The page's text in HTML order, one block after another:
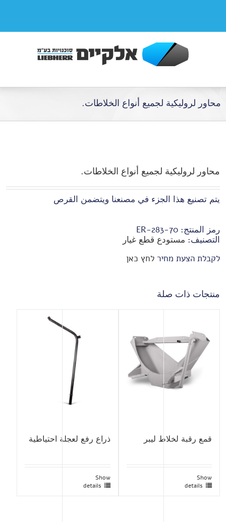
محاور لروليكية لجميع أنواع الخلاطات.
محاور لروليكية لجميع أنواع الخلاطات.
يتم تصنيع هذا الجزء في مصنعنا ويتضمن القرص
رمز المنتج: 70-ER-283
التصنيف: مستودع قطع غيار
לקבלת הצעת מחיר לחץ כאן
منتجات ذات صلة
قمع رقبة لخلاط ليبر
Show
details
ذراع رفع لعجلة احتياطية
Show
details